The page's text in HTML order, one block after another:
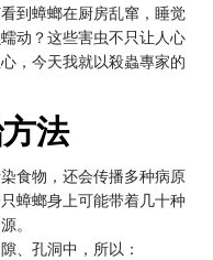
到蟑螂在厨房乱窜，睡觉
动？这些害虫不只让人心
，今天我就以殺蟲專家的
法
食物，还会传播多种病原
蟑螂身上可能带着几十种
。
、孔洞中，所以：